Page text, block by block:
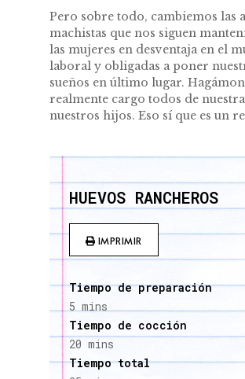
Pero sobre todo, cambiemos las
machistas que nos siguen
las mujeres en desventaja en el
laboral y obligadas a poner
sueños en último lugar.
realmente cargo todos de
nuestros hijos. Eso sí que es un
HUEVOS RANCHEROS
IMPRIMIR
Tiempo de preparación
5 mins
Tiempo de cocción
20 mins
Tiempo total